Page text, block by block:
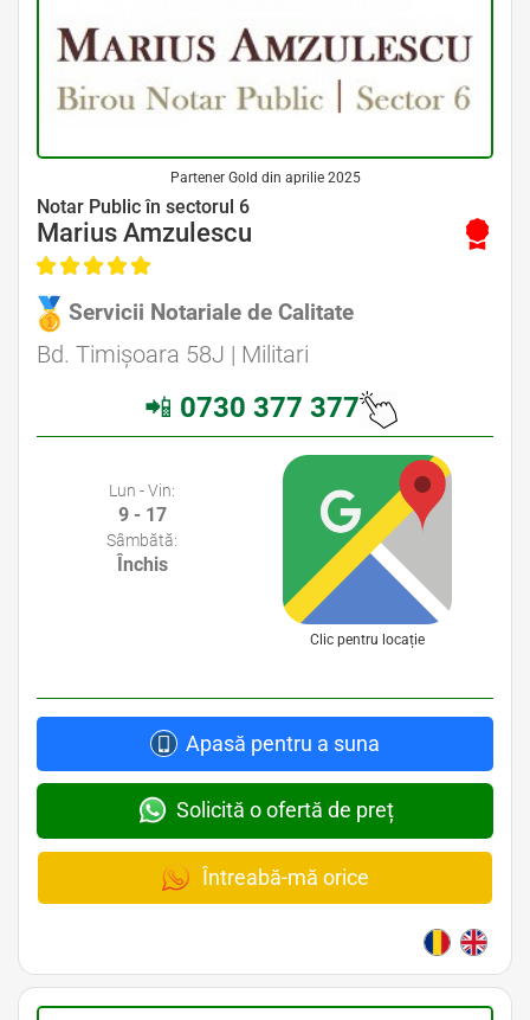
Partener Gold din aprilie 2025
Notar Public în sectorul 6
Marius Amzulescu
Servicii Notariale de Calitate
Bd. Timișoara 58J | Militari
📲 0730 377 377
Lun - Vin:
9 - 17
Sâmbătă:
Închis
Clic pentru locație
Apasă pentru a suna
Solicită o ofertă de preț
Întreabă-mă orice